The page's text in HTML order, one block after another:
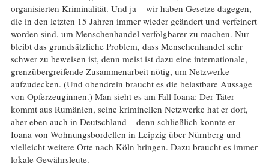
organisierten Kriminalität. Und ja – wir haben Gesetze dagegen,
die in den letzten 15 Jahren immer wieder geändert und verfeinert
worden sind, um Menschenhandel verfolgbarer zu machen. Nur
bleibt das grundsätzliche Problem, dass Menschenhandel sehr
schwer zu beweisen ist, denn meist ist dazu eine internationale,
grenzübergreifende Zusammenarbeit nötig, um Netzwerke
aufzudecken. (Und obendrein braucht es die belastbare Aussage
von Opferzeuginnen.) Man sieht es am Fall Ioana: Der Täter
kommt aus Rumänien, seine kriminellen Netzwerke hat er dort,
aber eben auch in Deutschland – denn schließlich konnte er
Ioana von Wohnungsbordellen in Leipzig über Nürnberg und
vielleicht weitere Orte nach Köln bringen. Dazu braucht es immer
lokale Gewährsleute.